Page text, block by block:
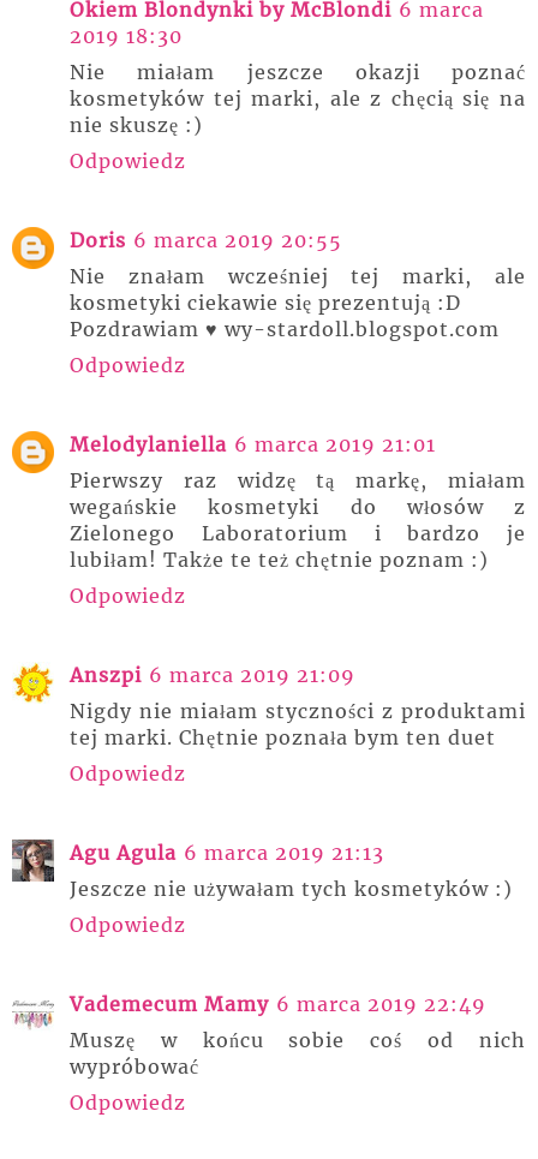
Okiem Blondynki by McBlondi 6 marca
2019 18:30
Nie miałam jeszcze okazji poznać
kosmetyków tej marki, ale z chęcią się na
nie skuszę :)
Odpowiedz
Doris 6 marca 2019 20:55
Nie znałam wcześniej tej marki, ale
kosmetyki ciekawie się prezentują :D
Pozdrawiam ♥ wy-stardoll.blogspot.com
Odpowiedz
Melodylaniella 6 marca 2019 21:01
Pierwszy raz widzę tą markę, miałam
wegańskie kosmetyki do włosów z
Zielonego Laboratorium i bardzo je
lubiłam! Także te też chętnie poznam :)
Odpowiedz
Anszpi 6 marca 2019 21:09
Nigdy nie miałam styczności z produktami
tej marki. Chętnie poznała bym ten duet
Odpowiedz
Agu Agula 6 marca 2019 21:13
Jeszcze nie używałam tych kosmetyków :)
Odpowiedz
Vademecum Mamy 6 marca 2019 22:49
Muszę w końcu sobie coś od nich
wypróbować
Odpowiedz